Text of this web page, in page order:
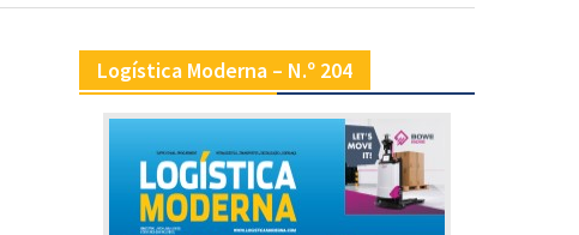
Logística Moderna – N.º 204